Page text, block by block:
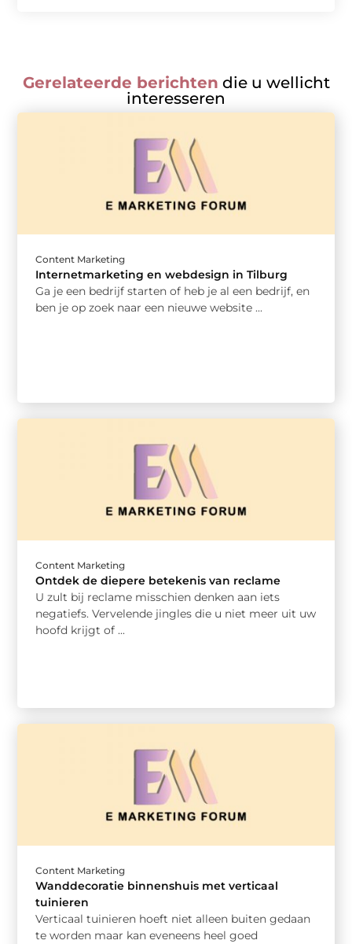
Gerelateerde berichten die u wellicht
interesseren
Content Marketing
Internetmarketing en webdesign in Tilburg
Ga je een bedrijf starten of heb je al een bedrijf, en
ben je op zoek naar een nieuwe website ...
Content Marketing
Ontdek de diepere betekenis van reclame
U zult bij reclame misschien denken aan iets
negatiefs. Vervelende jingles die u niet meer uit uw
hoofd krijgt of ...
Content Marketing
Wanddecoratie binnenshuis met verticaal
tuinieren
Verticaal tuinieren hoeft niet alleen buiten gedaan
te worden maar kan eveneens heel goed